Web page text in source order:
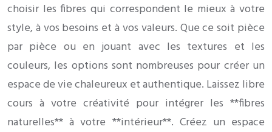
choisir les fibres qui correspondent le mieux à votre
style, à vos besoins et à vos valeurs. Que ce soit pièce
par pièce ou en jouant avec les textures et les
couleurs, les options sont nombreuses pour créer un
espace de vie chaleureux et authentique. Laissez libre
cours à votre créativité pour intégrer les **fibres
naturelles** à votre **intérieur**. Créez un espace